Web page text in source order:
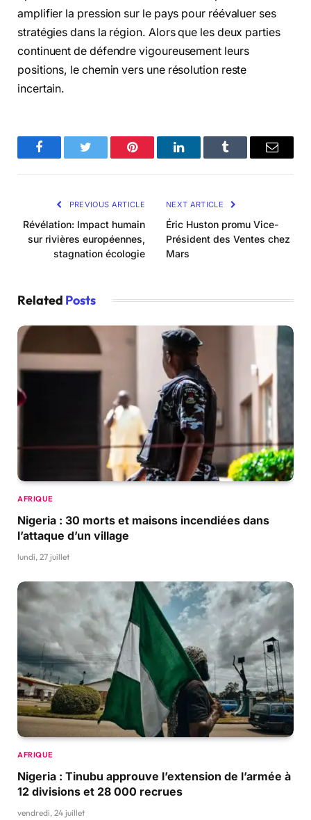
amplifier la pression sur le pays pour réévaluer ses
stratégies dans la région. Alors que les deux parties
continuent de défendre vigoureusement leurs
positions, le chemin vers une résolution reste
incertain.
FacebookTwitter Pinterest LinkedInTumblr Email
PREVIOUS ARTICLE
Révélation: Impact humain
sur rivières européennes,
stagnation écologie
NEXT ARTICLE
Éric Huston promu Vice-
Président des Ventes chez
Mars
Related Posts
AFRIQUE
Nigeria : 30 morts et maisons incendiées dans
l’attaque d’un village
lundi, 27 juillet
AFRIQUE
Nigeria : Tinubu approuve l’extension de l’armée à
12 divisions et 28 000 recrues
vendredi, 24 juillet